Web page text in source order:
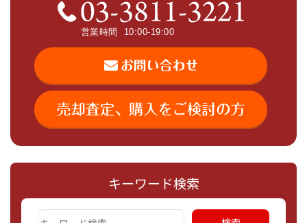
キーワード検索